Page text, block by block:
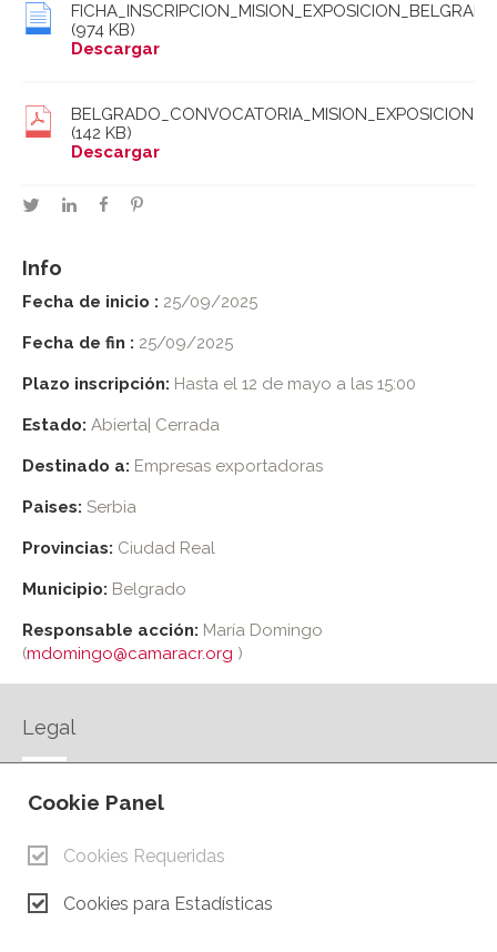
(974 KB)
Descargar
(142 KB)
Descargar
twitterlinkedinfacebookpinterest
Info
Fecha de inicio : 25/09/2025
Fecha de fin : 25/09/2025
Plazo inscripción: Hasta el 12 de mayo a las 15:00
Estado: Abierta| Cerrada
Destinado a: Empresas exportadoras
Paises: Serbia
Provincias: Ciudad Real
Municipio: Belgrado
Responsable acción: María Domingo
(mdomingo@camaracr.org )
Legal
AVISO LEGAL
CONTACTO
Cookie Panel
Cookies Requeridas
Cookies para Estadísticas